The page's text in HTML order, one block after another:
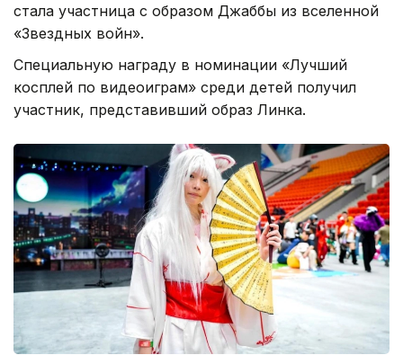
стала участница с образом Джаббы из вселенной
«Звездных войн».
Специальную награду в номинации «Лучший
косплей по видеоиграм» среди детей получил
участник, представивший образ Линка.